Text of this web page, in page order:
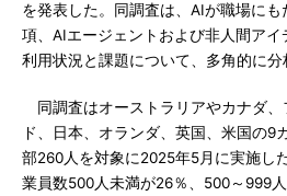
を発表した。同調査は、AIが職場に
項、AIエージェントおよび非人間ア
利用状況と課題について、多角的に分
同調査はオーストラリアやカナダ、
ド、日本、オランダ、英国、米国の9
部260人を対象に2025年5月に実施し
業員数500人未満が26％、500～999